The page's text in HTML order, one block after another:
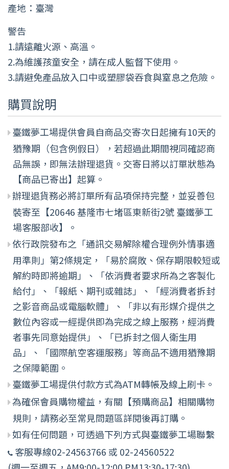
產地：臺灣
警告
1.請遠離火源、高溫。
2.為維護孩童安全，請在成人監督下使用。
3.請避免產品放入口中或塑膠袋吞食與窒息之危險。
購買說明
臺鐵夢工場提供會員自商品交寄次日起擁有10天的
猶豫期（包含例假日），若超過此期間視同確認商
品無誤，即無法辦理退貨。交寄日將以訂單狀態為
【商品已寄出】起算。
辦理退貨務必將訂單所有品項保持完整，並妥善包
裝寄至【20646 基隆市七堵區東新街2號 臺鐵夢工
場客服部收】。
依行政院發布之「通訊交易解除權合理例外情事適
用準則」第2條規定，「易於腐敗、保存期限較短或
解約時即將逾期」、「依消費者要求所為之客製化
給付」、「報紙、期刊或雜誌」、「經消費者拆封
之影音商品或電腦軟體」、「非以有形媒介提供之
數位內容或一經提供即為完成之線上服務，經消費
者事先同意始提供」、「已拆封之個人衛生用
品」、「國際航空客運服務」等商品不適用猶豫期
之保障範圍。
臺鐵夢工場提供付款方式為ATM轉帳及線上刷卡。
為確保會員購物權益，有關【預購商品】相關購物
規則，請務必至常見問題區詳閱後再訂購。
如有任何問題，可透過下列方式與臺鐵夢工場聯繫
客服專線02-24563766 或 02-24560522